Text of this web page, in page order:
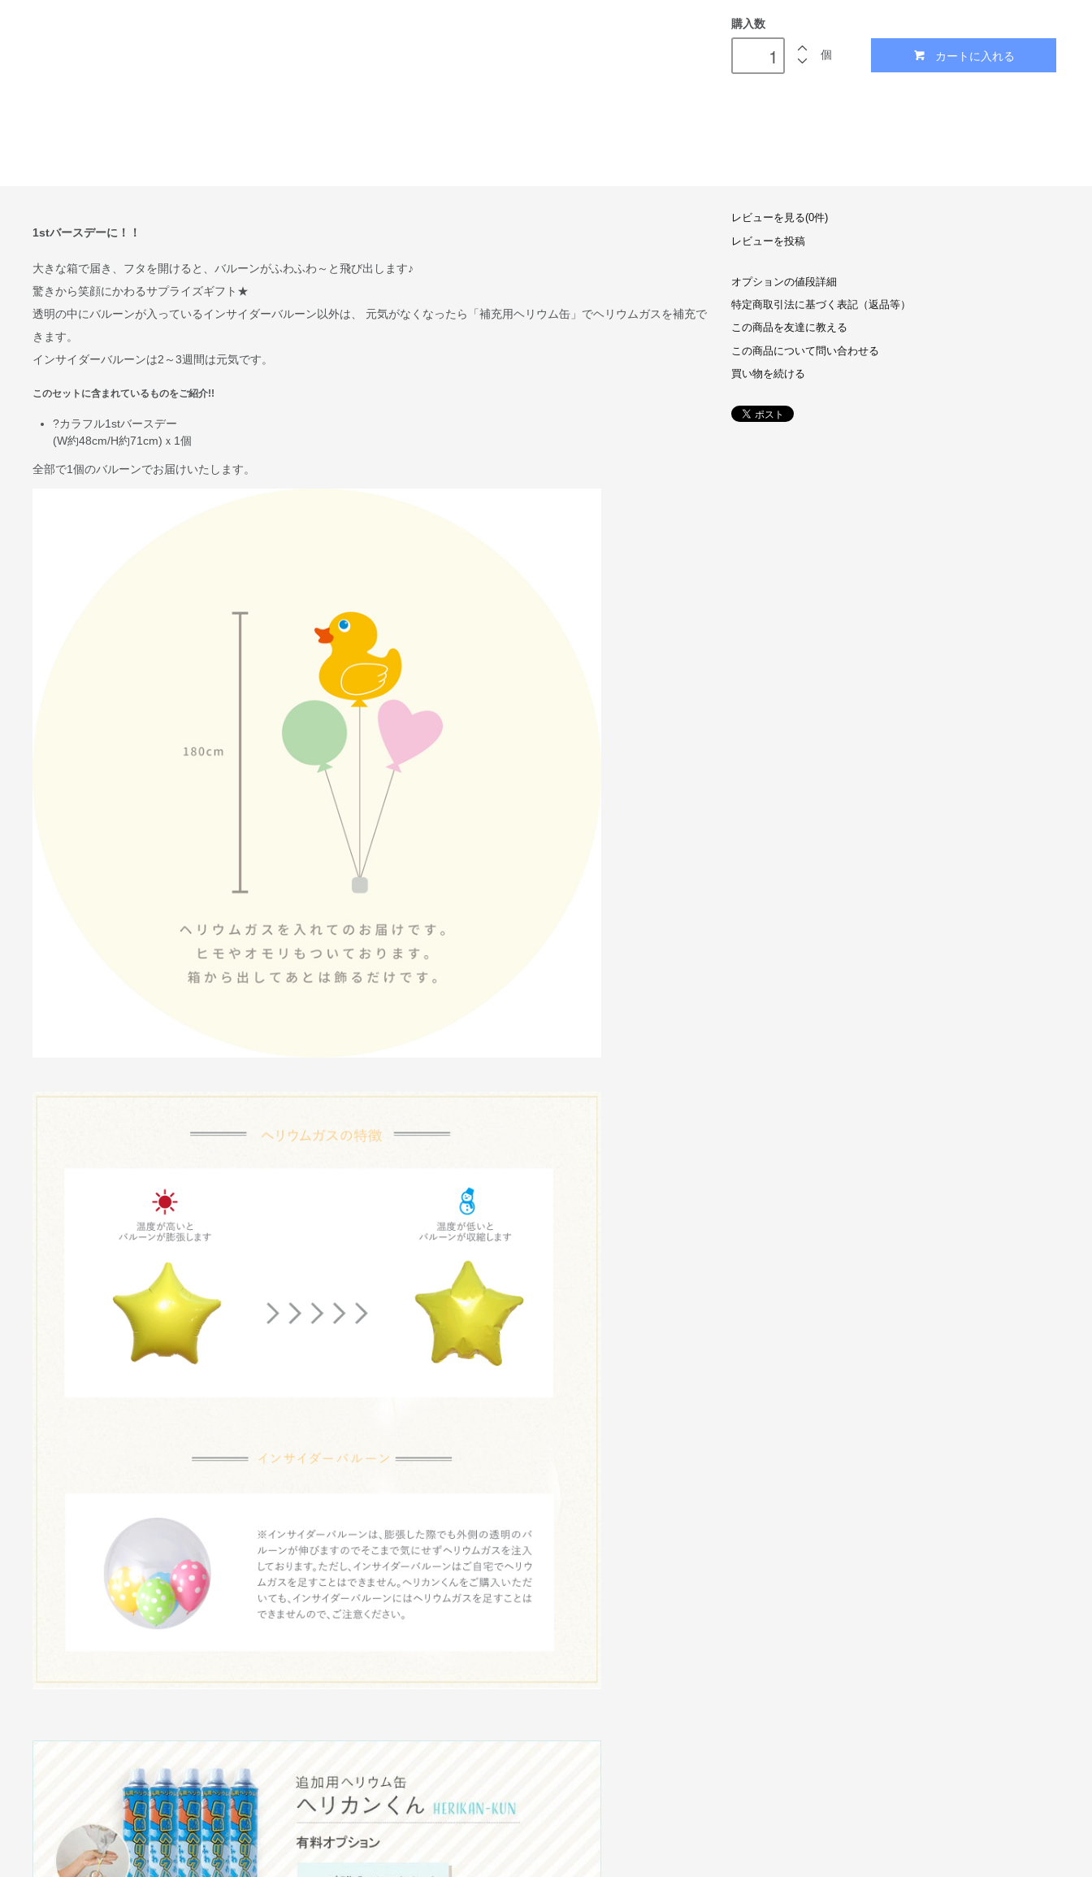
購入数
個 カートに入れる
1stバースデーに！！
大きな箱で届き、フタを開けると、バルーンがふわふわ～と飛び出します♪
驚きから笑顔にかわるサプライズギフト★
透明の中にバルーンが入っているインサイダーバルーン以外は、 元気がなくなったら「補充用ヘリウム缶」でヘリウムガスを補充で
きます。
インサイダーバルーンは2～3週間は元気です。
このセットに含まれているものをご紹介!!
?カラフル1stバースデー
(W約48cm/H約71cm)ｘ1個
全部で1個のバルーンでお届けいたします。
レビューを見る(0件)
レビューを投稿
オプションの値段詳細
特定商取引法に基づく表記（返品等）
この商品を友達に教える
この商品について問い合わせる
買い物を続ける